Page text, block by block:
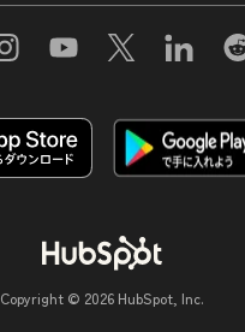
Copyright © 2026 HubSpot, Inc.